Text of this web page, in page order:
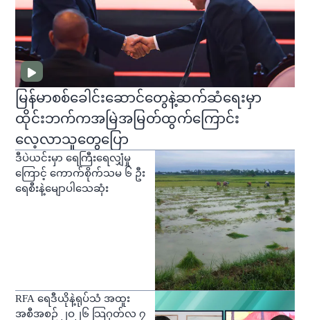
မြန်မာစစ်ခေါင်းဆောင်တွေနဲ့ဆက်ဆံရေးမှာ
ထိုင်းဘက်ကအမြဲအမြတ်ထွက်ကြောင်း
လေ့လာသူတွေပြော
ဒီပဲယင်းမှာ ရေကြီးရေလျှံမှု
ကြောင့် ကောက်စိုက်သမ ၆ ဦး
ရေစီးနဲ့မျောပါသေဆုံး
RFA ရေဒီယိုနဲ့ရုပ်သံ အထူး
အစီအစဉ် ၂ဝ၂၆ သြဂုတ်လ ၇